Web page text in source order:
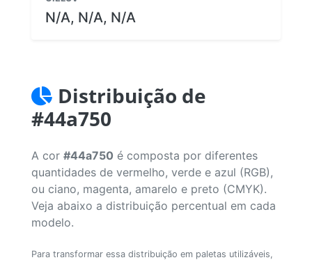
N/A, N/A, N/A
Distribuição de
#44a750
A cor #44a750 é composta por diferentes
quantidades de vermelho, verde e azul (RGB),
ou ciano, magenta, amarelo e preto (CMYK).
Veja abaixo a distribuição percentual em cada
modelo.
Para transformar essa distribuição em paletas utilizáveis,